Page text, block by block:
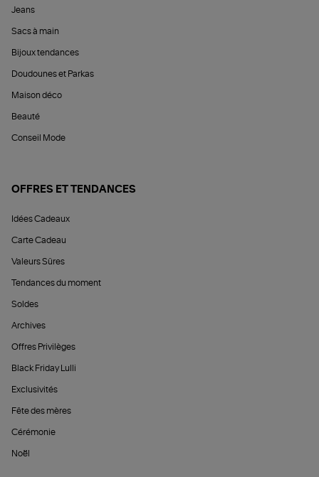
Jeans
Sacs à main
Bijoux tendances
Doudounes et Parkas
Maison déco
Beauté
Conseil Mode
OFFRES ET TENDANCES
Idées Cadeaux
Carte Cadeau
Valeurs Sûres
Tendances du moment
Soldes
Archives
Offres Privilèges
Black Friday Lulli
Exclusivités
Fête des mères
Cérémonie
Noël